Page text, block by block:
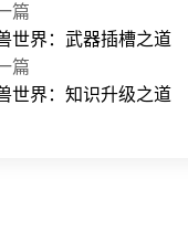
篇
世界：武器插槽之道
篇
世界：知识升级之道